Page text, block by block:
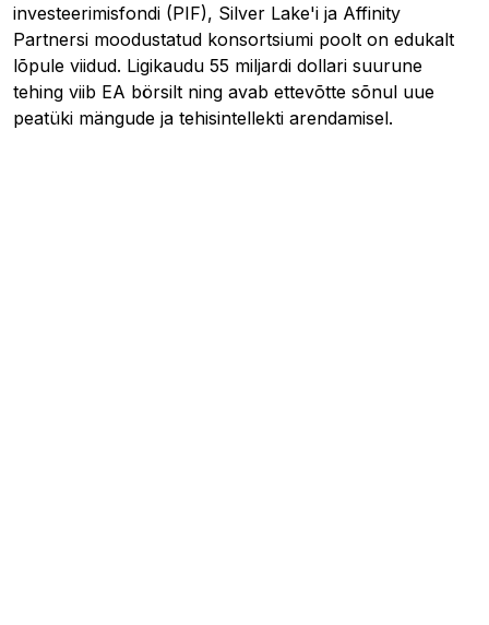
investeerimisfondi (PIF), Silver Lake'i ja Affinity
Partnersi moodustatud konsortsiumi poolt on edukalt
lõpule viidud. Ligikaudu 55 miljardi dollari suurune
tehing viib EA börsilt ning avab ettevõtte sõnul uue
peatüki mängude ja tehisintellekti arendamisel.